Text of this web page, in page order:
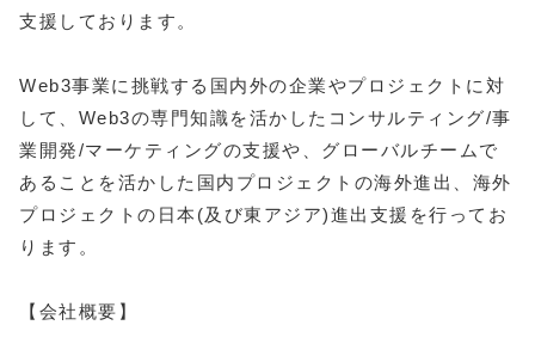
支援しております。
Web3事業に挑戦する国内外の企業やプロジェクトに対
して、Web3の専門知識を活かしたコンサルティング/事
業開発/マーケティングの支援や、グローバルチームで
あることを活かした国内プロジェクトの海外進出、海外
プロジェクトの日本(及び東アジア)進出支援を行ってお
ります。
【会社概要】